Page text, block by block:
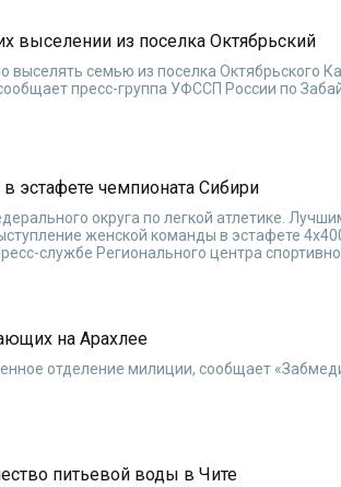
выселении из поселка Октябрьский
семью из поселка Октябрьского
пресс-группа УФССП России по
эстафете чемпионата Сибири
округа по легкой атлетике.
женской команды в эстафете
службе Регионального центра
на Арахлее
отделение милиции, сообщает
питьевой воды в Чите